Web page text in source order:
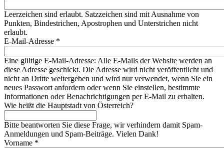
Leerzeichen sind erlaubt. Satzzeichen sind mit Ausnahme von
Punkten, Bindestrichen, Apostrophen und Unterstrichen nicht
erlaubt.
E-Mail-Adresse *
Eine gültige E-Mail-Adresse: Alle E-Mails der Website werden an
diese Adresse geschickt. Die Adresse wird nicht veröffentlicht und
nicht an Dritte weitergeben und wird nur verwendet, wenn Sie ein
neues Passwort anfordern oder wenn Sie einstellen, bestimmte
Informationen oder Benachrichtigungen per E-Mail zu erhalten.
Wie heißt die Hauptstadt von Österreich?
Bitte beantworten Sie diese Frage, wir verhindern damit Spam-
Anmeldungen und Spam-Beiträge. Vielen Dank!
Vorname *